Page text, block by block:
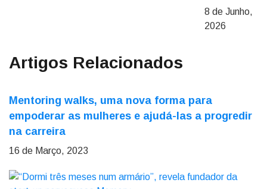
8 de Junho,
2026
Artigos Relacionados
Mentoring walks, uma nova forma para
empoderar as mulheres e ajudá-las a progredir
na carreira
16 de Março, 2023